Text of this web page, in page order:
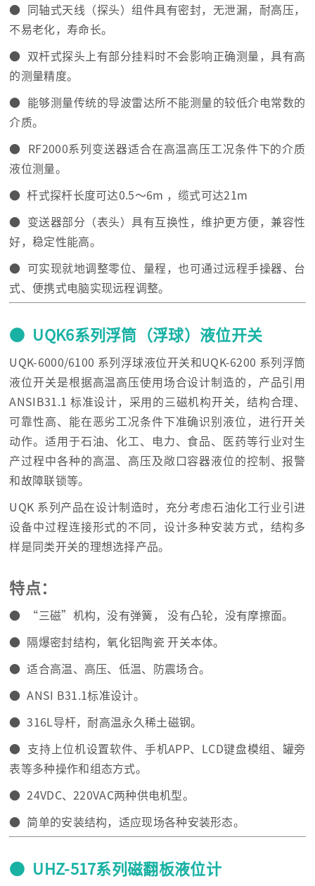
● 同轴式天线（探头）组件具有密封，无泄漏，耐高压，
不易老化，寿命长。
● 双杆式探头上有部分挂料时不会影响正确测量，具有高
的测量精度。
● 能够测量传统的导波雷达所不能测量的较低介电常数的
介质。
● RF2000系列变送器适合在高温高压工况条件下的介质
液位测量。
● 杆式探杆长度可达0.5～6m ，缆式可达21m
● 变送器部分（表头）具有互换性，维护更方便，兼容性
好，稳定性能高。
● 可实现就地调整零位、量程，也可通过远程手操器、台
式、便携式电脑实现远程调整。
● UQK6系列浮筒（浮球）液位开关
UQK-6000/6100 系列浮球液位开关和UQK-6200 系列浮筒
液位开关是根据高温高压使用场合设计制造的，产品引用
ANSIB31.1 标准设计，采用的三磁机构开关，结构合理、
可靠性高、能在恶劣工况条件下准确识别液位，进行开关
动作。适用于石油、化工、电力、食品、医药等行业对生
产过程中各种的高温、高压及敞口容器液位的控制、报警
和故障联锁等。
UQK 系列产品在设计制造时，充分考虑石油化工行业引进
设备中过程连接形式的不同，设计多种安装方式，结构多
样是同类开关的理想选择产品。
特点：
● “三磁”机构，没有弹簧， 没有凸轮，没有摩擦面。
● 隔爆密封结构，氧化铝陶瓷 开关本体。
● 适合高温、高压、低温、防震场合。
● ANSI B31.1标准设计。
● 316L导杆，耐高温永久稀土磁钢。
● 支持上位机设置软件、手机APP、LCD键盘模组、罐旁
表等多种操作和组态方式。
● 24VDC、220VAC两种供电机型。
● 简单的安装结构，适应现场各种安装形态。
● UHZ-517系列磁翻板液位计